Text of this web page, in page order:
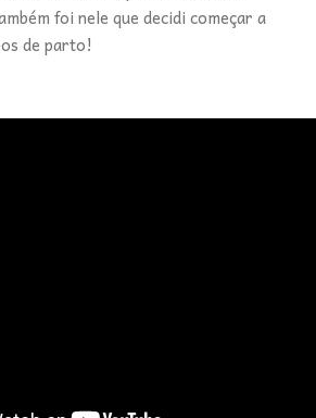
foi nele que decidi começar a
de parto!